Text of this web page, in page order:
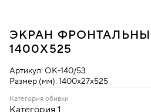
ЭКРАН
1400Х525
Артикул: ОК-140/53
Размер (мм): 1400х27х525
Категория обивки